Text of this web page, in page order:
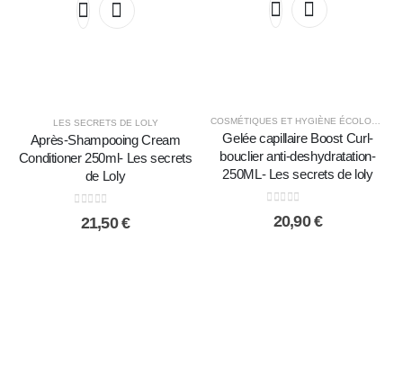
LES SECRETS DE LOLY
Après-Shampooing Cream
Conditioner 250ml- Les secrets
de Loly
sur 5
21,50€
Gelée capillaire Boost Curl-
bouclier anti-deshydratation-
250ML- Les secrets de loly
20,90€